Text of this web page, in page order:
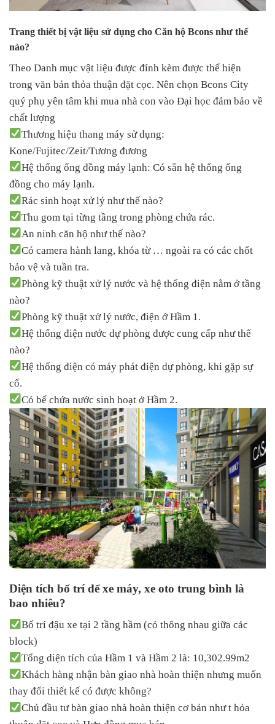
Trang thiết bị vật liệu sử dụng cho Căn hộ Bcons như thế
nào?
Theo Danh mục vật liệu được đính kèm được thể hiện
trong văn bản thỏa thuận đặt cọc. Nên chọn Bcons City
quý phụ yên tâm khi mua nhà con vào Đại học đảm bảo về
chất lượng
Thương hiệu thang máy sử dụng:
Kone/Fujitec/Zeit/Tương đương
Hệ thống ống đồng máy lạnh: Có sẵn hệ thống ống
đồng cho máy lạnh.
Rác sinh hoạt xử lý như thế nào?
Thu gom tại từng tầng trong phòng chứa rác.
An ninh căn hộ như thế nào?
Có camera hành lang, khóa từ … ngoài ra có các chốt
bảo vệ và tuần tra.
Phòng kỹ thuật xử lý nước và hệ thống điện nằm ở tầng
nào?
Phòng kỹ thuật xử lý nước, điện ở Hầm 1.
Hệ thống điện nước dự phòng được cung cấp như thế
nào?
Hệ thống điện có máy phát điện dự phòng, khi gặp sự
cố.
Có bể chứa nước sinh hoạt ở Hầm 2.
Diện tích bố trí để xe máy, xe oto trung bình là
bao nhiêu?
Bố trí đậu xe tại 2 tầng hầm (có thông nhau giữa các
block)
Tổng diện tích của Hầm 1 và Hầm 2 là: 10,302.99m2
Khách hàng nhận bàn giao nhà hoàn thiện nhưng muốn
thay đổi thiết kế có được không?
Chủ đầu tư bàn giao nhà hoàn thiện cơ bản như t hỏa